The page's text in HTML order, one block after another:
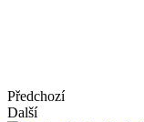
Předchozí
Další